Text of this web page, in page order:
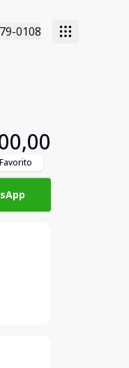
0108
Favorito